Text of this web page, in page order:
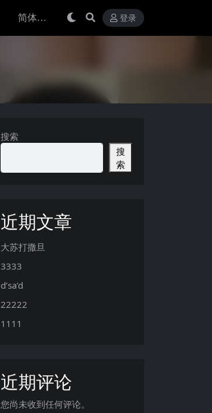
登录
搜索
搜
索
近期文章
大苏打撒旦
3333
d’sa’d
22222
1111
近期评论
您尚未收到任何评论。